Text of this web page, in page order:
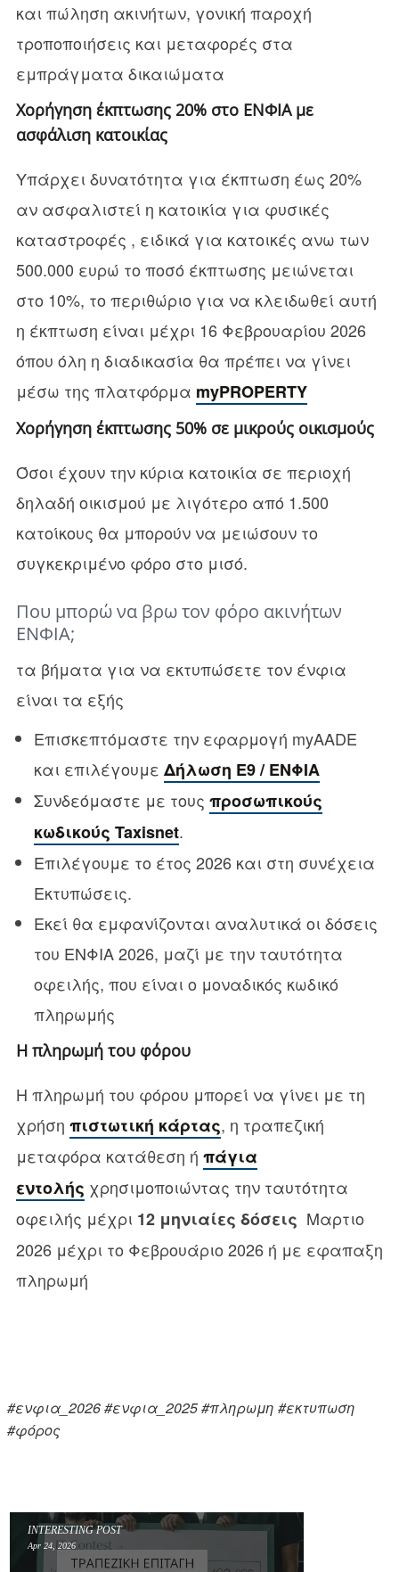
και πώληση ακινήτων, γονική παροχή
τροποποιήσεις και μεταφορές στα
εμπράγματα δικαιώματα
Χορήγηση έκπτωσης 20% στο ΕΝΦΙΑ με
ασφάλιση κατοικίας
Υπάρχει δυνατότητα για έκπτωση έως 20%
αν ασφαλιστεί η κατοικία για φυσικές
καταστροφές , ειδικά για κατοικές ανω των
500.000 ευρώ το ποσό έκπτωσης μειώνεται
στο 10%, το περιθώριο για να κλειδωθεί αυτή
η έκπτωση είναι μέχρι 16 Φεβρουαρίου 2026
όπου όλη η διαδικασία θα πρέπει να γίνει
μέσω της πλατφόρμα myPROPERTY
Χορήγηση έκπτωσης 50% σε μικρούς οικισμούς
Όσοι έχουν την κύρια κατοικία σε περιοχή
δηλαδή οικισμού με λιγότερο από 1.500
κατοίκους θα μπορούν να μειώσουν το
συγκεκριμένο φόρο στο μισό.
Που μπορώ να βρω τον φόρο ακινήτων
ΕΝΦΙΑ;
τα βήματα για να εκτυπώσετε τον ένφια
είναι τα εξής
Επισκεπτόμαστε την εφαρμογή myAADE
και επιλέγουμε Δήλωση Ε9 / ΕΝΦΙΑ
Συνδεόμαστε με τους προσωπικούς
κωδικούς Taxisnet.
Επιλέγουμε το έτος 2026 και στη συνέχεια
Εκτυπώσεις.
Εκεί θα εμφανίζονται αναλυτικά οι δόσεις
του ΕΝΦΙΑ 2026, μαζί με την ταυτότητα
οφειλής, που είναι ο μοναδικός κωδικό
πληρωμής
Η πληρωμή του φόρου
Η πληρωμή του φόρου μπορεί να γίνει με τη
χρήση πιστωτική κάρτας, η τραπεζική
μεταφόρα κατάθεση ή πάγια
εντολής χρησιμοποιώντας την ταυτότητα
οφειλής μέχρι 12 μηνιαίες δόσεις Μαρτιο
2026 μέχρι το Φεβρουάριο 2026 ή με εφαπαξη
πληρωμή
#ενφια_2026#ενφια_2025#πληρωμη #εκτυπωση
#φόρος
INTERESTING POST
Apr 24, 2026